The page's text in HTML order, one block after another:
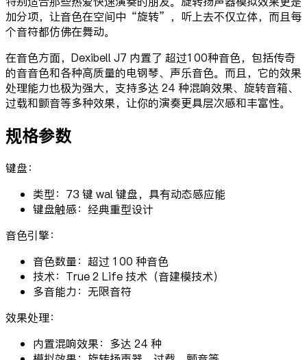
加分项，让音色在空间中“旋转”，听上去不仅立体，而且每
个音符都仿佛在舞动。
在音色方面，Dexibell J7 内置了 超过100种音色，包括传奇
的音音色和各种高质量的电钢琴、声乐音色。而且，它的效果
处理能力也极为强大，支持多达 24 种混响效果、旋转音箱、
过载和颤音等多种效果，让你的演奏更具层次感和丰富性。
规格参数
键盘：
类型：73 键 wal 键盘，具有动态感应能
键盘触感：经典重型设计
音色引擎：
音色数量：超过 100 种音色
技术：True 2 Life 技术（音建模技术）
多音能力：无限音符
效果处理：
内置混响效果：多达 24 种